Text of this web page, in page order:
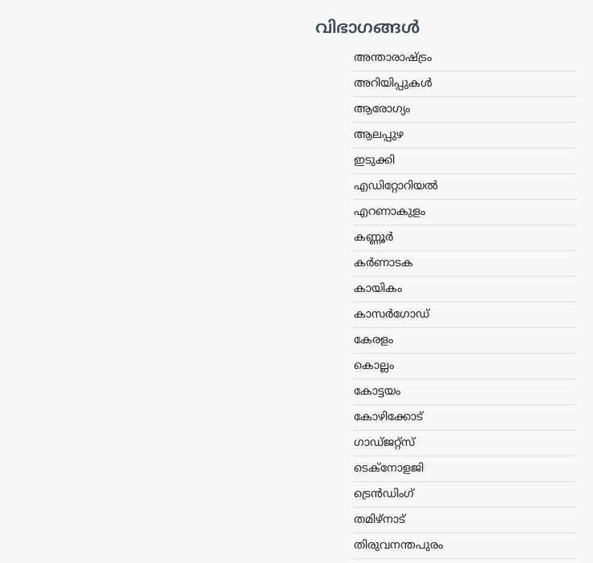
വിഭാഗങ്ങൾ
അന്താരാഷ്ട്രം
അറിയിപ്പുകൾ
ആരോഗ്യം
ആലപ്പുഴ
ഇടുക്കി
എഡിറ്റോറിയൽ
എറണാകുളം
കണ്ണൂർ
കർണാടക
കായികം
കാസർഗോഡ്
കേരളം
കൊല്ലം
കോട്ടയം
കോഴിക്കോട്
ഗാഡ്ജറ്റ്സ്
ടെക്നോളജി
ട്രെൻഡിംഗ്
തമിഴ്നാട്
തിരുവനന്തപുരം